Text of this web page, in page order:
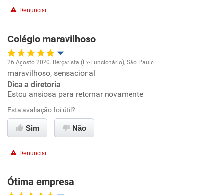
Denunciar
Colégio maravilhoso
Oportunidade de promoção
Ambiente de trabalho
Conciliação com a vida familiar
Recomenda a diretoria
26 Agosto 2020. Berçarista (Ex-Funcionário), São Paulo
maravilhoso, sensacional
Dica a diretoria
Estou ansiosa para retornar novamente
Esta avaliação foi útil?
Sim Não
Denunciar
Ótima empresa